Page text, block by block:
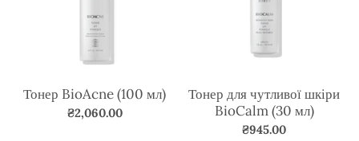
Тонер BioAcne (100 мл)
₴2,060.00
Тонер для чутливої шкіри
BioCalm (30 мл)
₴945.00